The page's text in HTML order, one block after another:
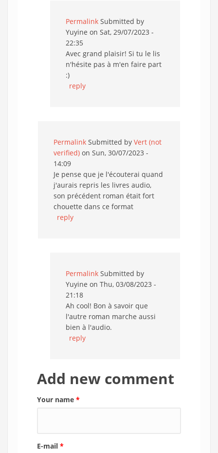
Permalink Submitted by
Yuyine on Sat, 29/07/2023 -
22:35
Avec grand plaisir! Si tu le lis
n'hésite pas à m'en faire part
:)
reply
Permalink Submitted by Vert (not
verified) on Sun, 30/07/2023 -
14:09
Je pense que je l'écouterai quand
j'aurais repris les livres audio,
son précédent roman était fort
chouette dans ce format
reply
Permalink Submitted by
Yuyine on Thu, 03/08/2023 -
21:18
Ah cool! Bon à savoir que
l'autre roman marche aussi
bien à l'audio.
reply
Add new comment
Your name *
E-mail *